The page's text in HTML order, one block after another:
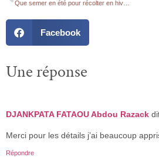
Facebook
Une réponse
DJANKPATA FATAOU Abdou Razack
Merci pour les détails j’ai beaucoup
Répondre